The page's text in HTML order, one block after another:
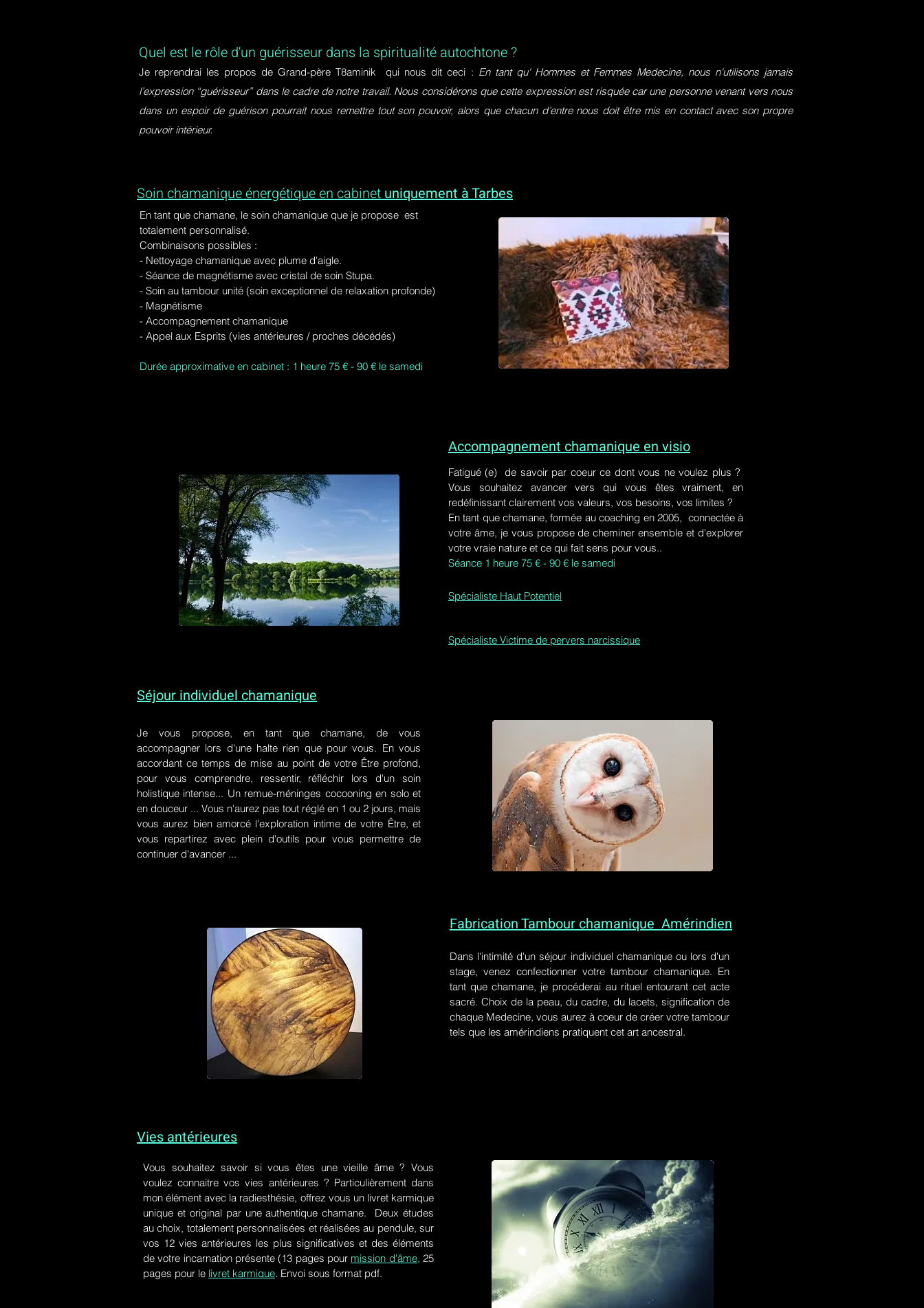
Quel est le rôle d'un guérisseur dans la spiritualité autochtone ?
Je reprendrai les propos de Grand-père T8aminik qui nous dit ceci : En tant qu' Hommes et Femmes Medecine, nous n'utilisons jamais
l’expression “guérisseur” dans le cadre de notre travail. Nous considérons que cette expression est risquée car une personne venant vers nous
dans un espoir de guérison pourrait nous remettre tout son pouvoir, alors que chacun d’entre nous doit être mis en contact avec son propre
pouvoir intérieur.
Soin chamanique énergétique en cabinetuniquement à Tarbes
En tant que chamane, le soin chamanique que je propose est
totalement personnalisé.
Combinaisons possibles :
- Nettoyage chamanique avec plume d'aigle.
- Séance de magnétisme avec cristal de soin Stupa.
- Soin au tambour unité (soin exceptionnel de relaxation profonde)
- Magnétisme
- Accompagnement chamanique
- Appel aux Esprits (vies antérieures / proches décédés)
Durée approximative en cabinet : 1 heure 75 € - 90 € le samedi
Accompagnement chamanique en visio
Fatigué (e) de savoir par coeur ce dont vous ne voulez plus ?
Vous souhaitez avancer vers qui vous êtes vraiment, en
redéfinissant clairement vos valeurs, vos besoins, vos limites ?
En tant que chamane, formée au coaching en 2005, connectée à
votre âme, je vous propose de cheminer ensemble et d'explorer
votre vraie nature et ce qui fait sens pour vous..
Séance 1 heure 75 € - 90 € le samedi
Spécialiste Haut Potentiel
Spécialiste Victime de pervers narcissique
Séjour individuel chamanique
Je vous propose, en tant que chamane, de vous
accompagner lors d'une halte rien que pour vous. En vous
accordant ce temps de mise au point de votre Être profond,
pour vous comprendre, ressentir, réfléchir lors d'un soin
holistique intense... Un remue-méninges cocooning en solo et
en douceur ... Vous n'aurez pas tout réglé en 1 ou 2 jours, mais
vous aurez bien amorcé l'exploration intime de votre Être, et
vous repartirez avec plein d'outils pour vous permettre de
continuer d'avancer ...
Fabrication Tambour chamanique Amérindien
Dans l'intimité d'unséjour individuel chamaniqueou lors d'un
stage, venez confectionner votre tambour chamanique. En
tant que chamane, je procéderai au rituel entourant cet acte
sacré. Choix de la peau, du cadre, du lacets, signification de
chaque Medecine, vous aurez à coeur de créer votre tambour
tels que les amérindiens pratiquent cet art ancestral.
Vies antérieures
Vous souhaitez savoir si vous êtes une vieille âme ? Vous
voulez connaitre vos vies antérieures ? Particulièrement dans
mon élément avec la radiesthésie, offrez vous un livret karmique
unique et original par une authentique chamane. Deux études
au choix, totalement personnalisées et réalisées au pendule, sur
vos 12 vies antérieures les plus significatives et des éléments
de votre incarnation présente (13 pages pour mission d'âme, 25
pages pour le livret karmique. Envoi sous format pdf.